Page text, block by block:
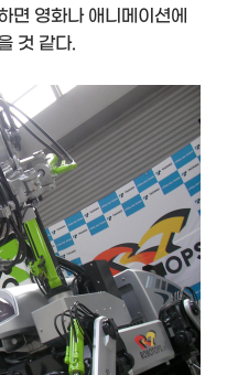
면 영화나 애니메이션에
것 같다.